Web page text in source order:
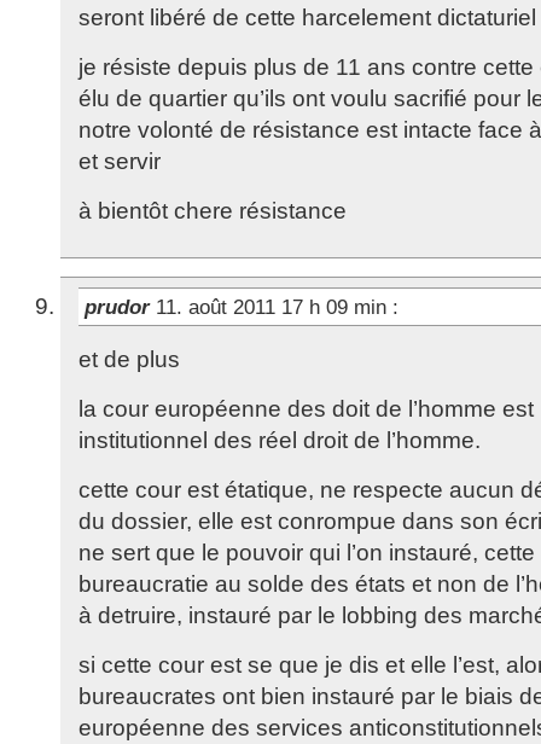
seront libéré de cette harcelement dictaturiel
je résiste depuis plus de 11 ans contre
élu de quartier qu’ils ont voulu sacrifié pour
notre volonté de résistance est intacte face
et servir
à bientôt chere résistance
prudor 11. août 2011 17 h 09 min :
et de plus
la cour européenne des doit de l’homme
institutionnel des réel droit de l’homme.
cette cour est étatique, ne respecte aucun
du dossier, elle est conrompue dans son
ne sert que le pouvoir qui l’on instauré,
bureaucratie au solde des états et non de
à detruire, instauré par le lobbing des
si cette cour est se que je dis et elle l’est,
bureaucrates ont bien instauré par le biais
européenne des services